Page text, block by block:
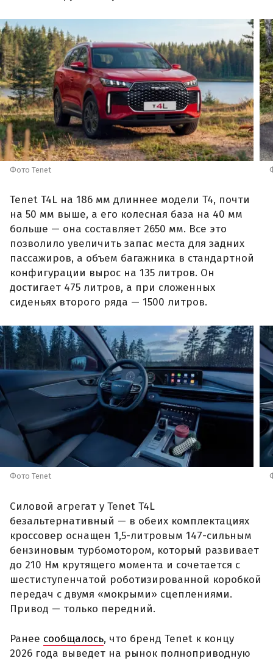
Фото Tenet
Tenet T4L на 186 мм длиннее модели T4, почти
на 50 мм выше, а его колесная база на 40 мм
больше — она составляет 2650 мм. Все это
позволило увеличить запас места для задних
пассажиров, а объем багажника в стандартной
конфигурации вырос на 135 литров. Он
достигает 475 литров, а при сложенных
сиденьях второго ряда — 1500 литров.
Фото Tenet
Силовой агрегат у Tenet T4L
безальтернативный — в обеих комплектациях
кроссовер оснащен 1,5-литровым 147-сильным
бензиновым турбомотором, который развивает
до 210 Нм крутящего момента и сочетается с
шестиступенчатой роботизированной коробкой
передач с двумя «мокрыми» сцеплениями.
Привод — только передний.
Ранее сообщалось, что бренд Tenet к концу
2026 года выведет на рынок полноприводную